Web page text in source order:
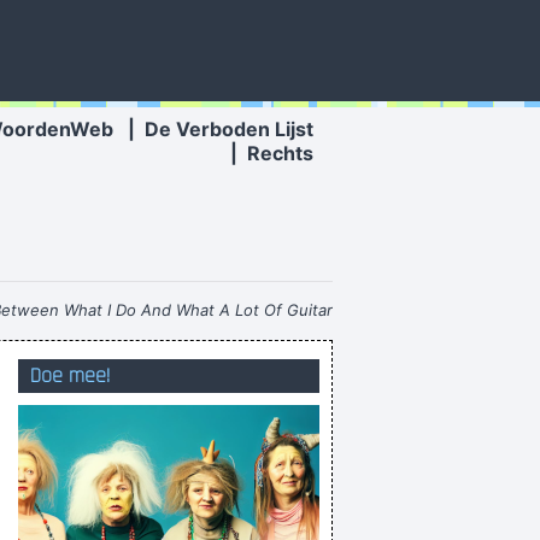
De Verboden Lijst
Rechts
What I Do And What A Lot Of Guitar
Heroes Do~ The Edge
Technimasnimasters
een sweet ik tampons uit, stola
Hello, tit boy!
groen-zwaften werden met zorg ge kozen
a female to catch a glimpse of your dick
Doe mee!